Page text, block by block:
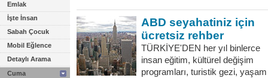
Emlak
İşte İnsan
Sabah Çocuk
Mobil Eğlence
Detaylı Arama
Cuma
ABD seyahatiniz için
ücretsiz rehber
TÜRKİYE'DEN her yıl binlerce
insan eğitim, kültürel değişim
programları, turistik gezi, yaşam